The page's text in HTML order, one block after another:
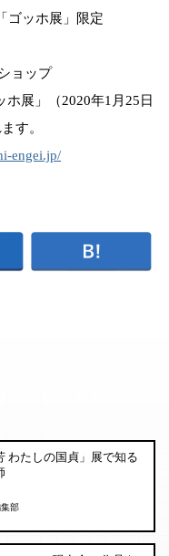
ゴッホ展」限定
ョップ
展」（2020年1月25日
す。
engei.jp/
わたしの国貞」展で知る
集部